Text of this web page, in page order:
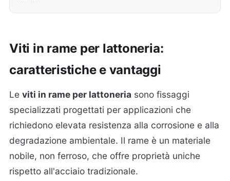
Viti in rame per lattoneria:
caratteristiche e vantaggi
Le viti in rame per lattoneria sono fissaggi
specializzati progettati per applicazioni che
richiedono elevata resistenza alla corrosione e alla
degradazione ambientale. Il rame è un materiale
nobile, non ferroso, che offre proprietà uniche
rispetto all'acciaio tradizionale.